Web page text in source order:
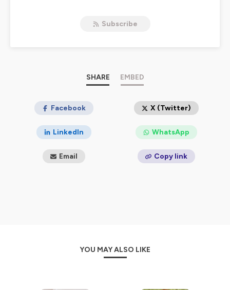
Internet, la pire destination de vacances, le pire date, la
Hébergé par Ausha. Visitez
ausha.co/politique-de-
pour plus d'informations.
Subscribe
SHARE EMBED
Facebook X (Twitter)
LinkedIn WhatsApp
Email Copy link
YOU MAY ALSO LIKE